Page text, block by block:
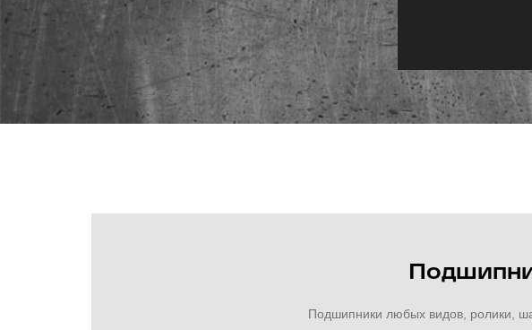
Подшипники любых видов, ролики,